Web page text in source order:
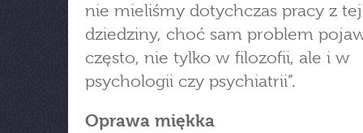
nie mieliśmy dotychczas pracy z tej
dziedziny, choć sam problem
często, nie tylko w filozofii, ale i w
psychologii czy psychiatrii”.
Oprawa miękka